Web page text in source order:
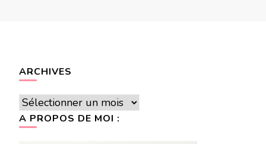
ARCHIVES
Archives
A PROPOS DE MOI :